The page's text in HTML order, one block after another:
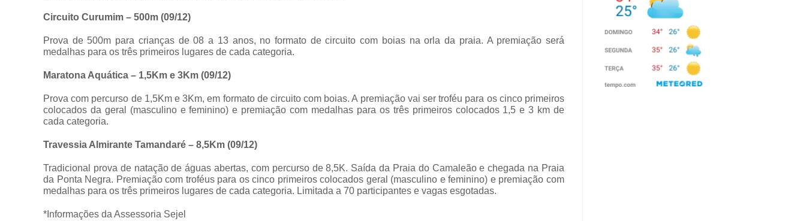
Circuito Curumim – 500m (09/12)
Prova de 500m para crianças de 08 a 13 anos, no formato de circuito com boias na orla da praia. A premiação será
medalhas para os três primeiros lugares de cada categoria.
Maratona Aquática – 1,5Km e 3Km (09/12)
Prova com percurso de 1,5Km e 3Km, em formato de circuito com boias. A premiação vai ser troféu para os cinco primeiros
colocados da geral (masculino e feminino) e premiação com medalhas para os três primeiros colocados 1,5 e 3 km de
cada categoria.
Travessia Almirante Tamandaré – 8,5Km (09/12)
Tradicional prova de natação de águas abertas, com percurso de 8,5K. Saída da Praia do Camaleão e chegada na Praia
da Ponta Negra. Premiação com troféus para os cinco primeiros colocados geral (masculino e feminino) e premiação com
medalhas para os três primeiros lugares de cada categoria. Limitada a 70 participantes e vagas esgotadas.
*Informações da Assessoria Sejel